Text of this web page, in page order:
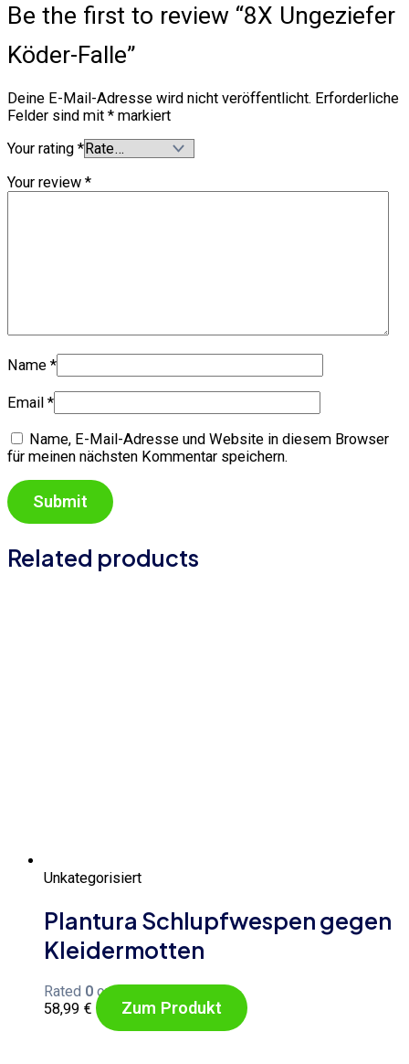
Be the first to review “8X Ungeziefer
Köder-Falle”
Deine E-Mail-Adresse wird nicht veröffentlicht. Erforderliche
Felder sind mit * markiert
Your rating *
Your review *
Name *
Email *
Name, E-Mail-Adresse und Website in diesem Browser
für meinen nächsten Kommentar speichern.
Related products
Unkategorisiert
Plantura Schlupfwespen gegen
Kleidermotten
Rated 0 out of 5
58,99 € Zum Produkt